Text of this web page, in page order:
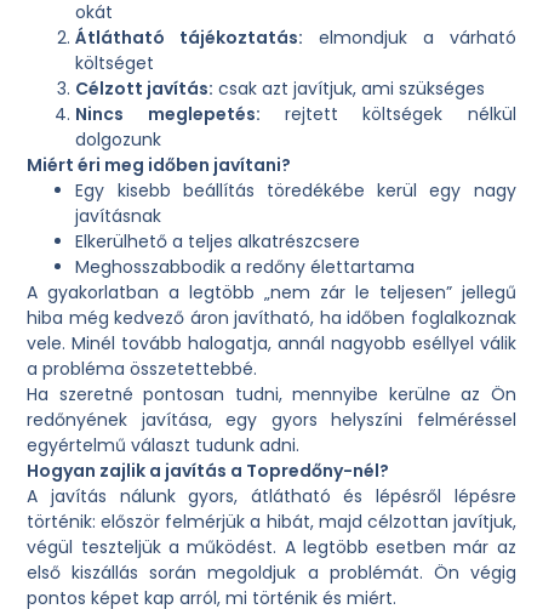
okát
Átlátható tájékoztatás: elmondjuk a várható
költséget
Célzott javítás: csak azt javítjuk, ami szükséges
Nincs meglepetés: rejtett költségek nélkül
dolgozunk
Miért éri meg időben javítani?
Egy kisebb beállítás töredékébe kerül egy nagy
javításnak
Elkerülhető a teljes alkatrészcsere
Meghosszabbodik a redőny élettartama
A gyakorlatban a legtöbb „nem zár le teljesen” jellegű
hiba még kedvező áron javítható, ha időben foglalkoznak
vele. Minél tovább halogatja, annál nagyobb eséllyel válik
a probléma összetettebbé.
Ha szeretné pontosan tudni, mennyibe kerülne az Ön
redőnyének javítása, egy gyors helyszíni felméréssel
egyértelmű választ tudunk adni.
Hogyan zajlik a javítás a Topredőny-nél?
A javítás nálunk gyors, átlátható és lépésről lépésre
történik: először felmérjük a hibát, majd célzottan javítjuk,
végül teszteljük a működést. A legtöbb esetben már az
első kiszállás során megoldjuk a problémát. Ön végig
pontos képet kap arról, mi történik és miért.